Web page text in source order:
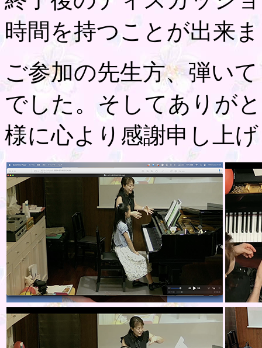
時間を持つことが出来
ご参加の先生方、弾い
でした。そしてありが
様に心より感謝申し上